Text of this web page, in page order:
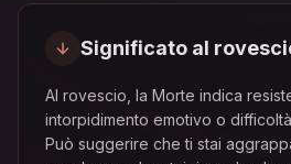
Significato al
Al rovescio, la Morte indica
intorpidimento emotivo o
Può suggerire che ti stai